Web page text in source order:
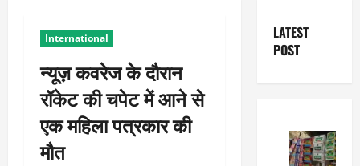
International
न्यूज़ कवरेज के दौरान
रॉकेट की चपेट में आने से
एक महिला पत्रकार की
मौत
LATEST
POST